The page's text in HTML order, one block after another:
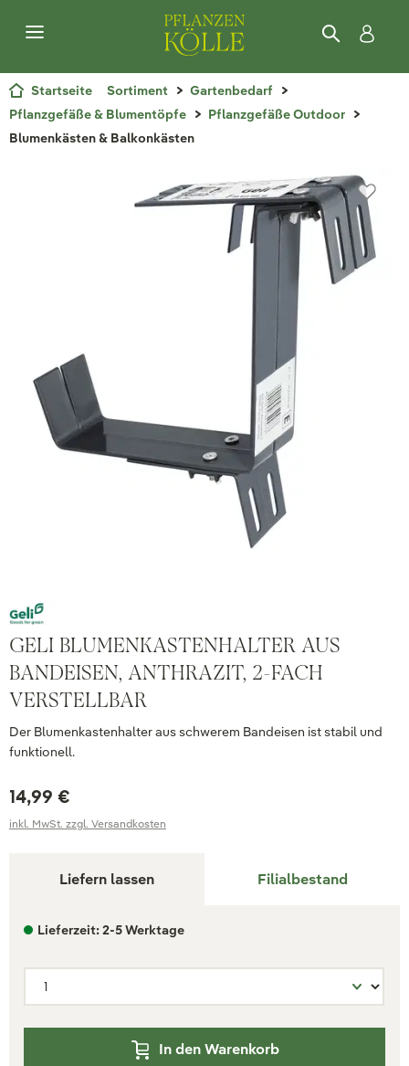
Startseite Sortiment
Gartenbedarf
Pflanzgefäße & Blumentöpfe
Pflanzgefäße Outdoor
Blumenkästen & Balkonkästen
GELI BLUMENKASTENHALTER AUS
BANDEISEN, ANTHRAZIT, 2-FACH
VERSTELLBAR
Der Blumenkastenhalter aus schwerem Bandeisen ist stabil und
funktionell.
14,99 €
inkl. MwSt. zzgl. Versandkosten
Liefern lassen Filialbestand
Lieferzeit: 2-5 Werktage
In den Warenkorb